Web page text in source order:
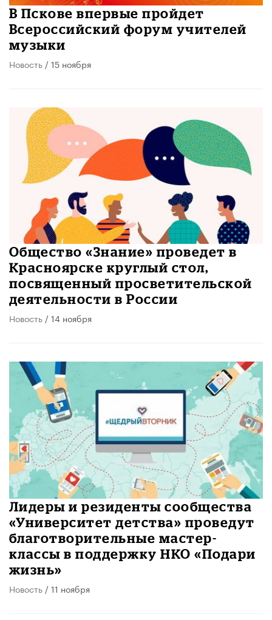
В Пскове впервые пройдет
Всероссийский форум учителей
музыки
Новость / 15 ноября
Общество «Знание» проведет в
Красноярске круглый стол,
посвященный просветительской
деятельности в России
Новость / 14 ноября
Лидеры и резиденты сообщества
«Университет детства» проведут
благотворительные мастер-
классы в поддержку НКО «Подари
жизнь»
Новость / 11 ноября